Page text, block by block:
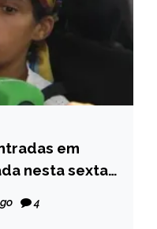
em
nesta sexta-
4